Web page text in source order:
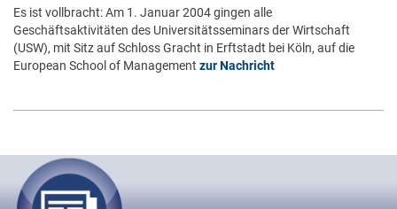
Es ist vollbracht: Am 1. Januar 2004 gingen alle
Geschäftsaktivitäten des Universitätsseminars der Wirtschaft
(USW), mit Sitz auf Schloss Gracht in Erftstadt bei Köln, auf die
European School of Management zur Nachricht